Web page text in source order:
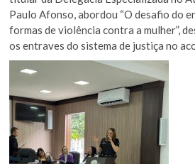
Paulo Afonso, abordou “O desafio do
formas de violência contra a mulher”,
os entraves do sistema de justiça no